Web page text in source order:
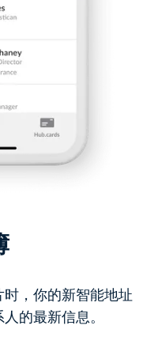
，你的新智能地址
的最新信息。